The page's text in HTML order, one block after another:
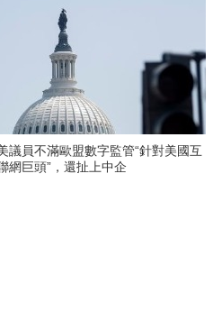
議員不滿歐盟數字監管“針對美國互
網巨頭”，還扯上中企